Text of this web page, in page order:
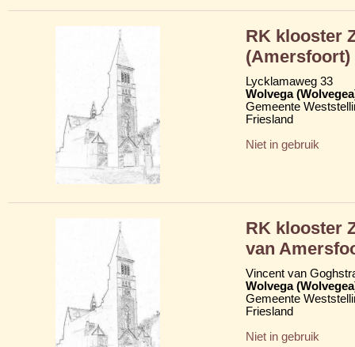
RK klooster
(Amersfoort)
Lycklamaweg 33
Wolvega
Gemeente
Friesland
Niet in gebruik
RK klooster
van
Vincent van
Wolvega
Gemeente
Friesland
Niet in gebruik